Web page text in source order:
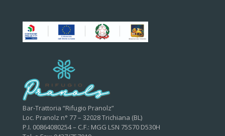
Bar-Trattoria “Rifugio Pranolz”
Loc. Pranolz n° 77 – 32028 Trichiana (BL)
P.I. 00864080254 – C.F.: MGG LSN 75S70 D530H